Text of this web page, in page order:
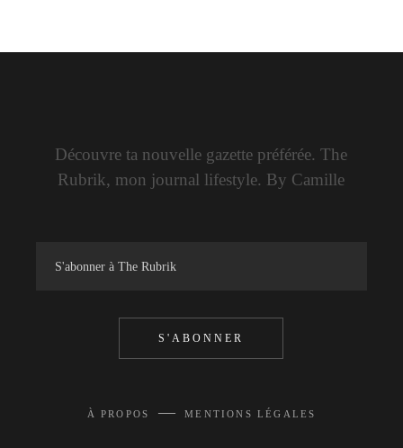
Découvre ta nouvelle gazette préférée. The
Rubrik, mon journal lifestyle. By Camille
S'ABONNER
À PROPOS — MENTIONS LÉGALES